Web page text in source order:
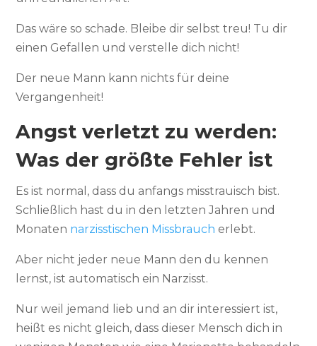
Das wäre so schade. Bleibe dir selbst treu! Tu dir
einen Gefallen und verstelle dich nicht!
Der neue Mann kann nichts für deine
Vergangenheit!
Angst verletzt zu werden:
Was der größte Fehler ist
Es ist normal, dass du anfangs misstrauisch bist.
Schließlich hast du in den letzten Jahren und
Monaten narzisstischen Missbrauch erlebt.
Aber nicht jeder neue Mann den du kennen
lernst, ist automatisch ein Narzisst.
Nur weil jemand lieb und an dir interessiert ist,
heißt es nicht gleich, dass dieser Mensch dich in